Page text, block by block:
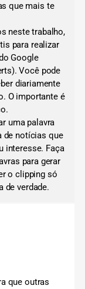
que mais te
neste trabalho,
para realizar
Google
Você pode
diariamente
O importante é
uma palavra
de notícias que
interesse. Faça
para gerar
o clipping só
de verdade.
que outras